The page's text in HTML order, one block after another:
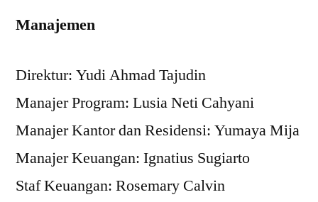
Manajemen
Direktur: Yudi Ahmad Tajudin
Manajer Program: Lusia Neti Cahyani
Manajer Kantor dan Residensi: Yumaya Mija
Manajer Keuangan: Ignatius Sugiarto
Staf Keuangan: Rosemary Calvin